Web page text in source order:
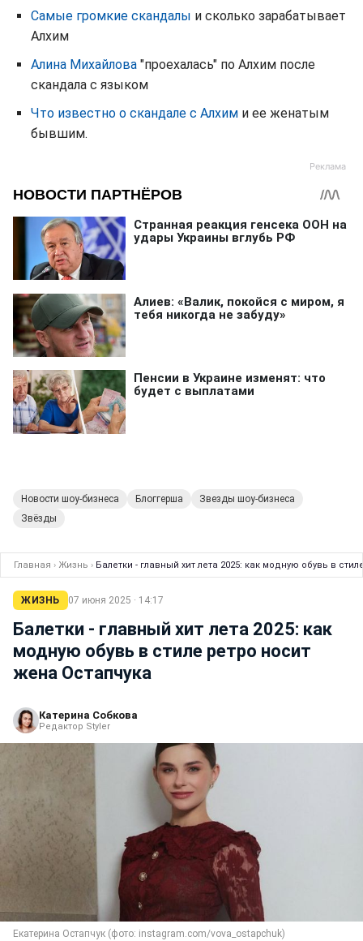
Самые громкие скандалы и сколько зарабатывает
Алхим
Алина Михайлова "проехалась" по Алхим после
скандала с языком
Что известно о скандале с Алхим и ее женатым
бывшим.
Новости шоу-бизнеса Блоггерша
Звезды шоу-бизнеса
Звёзды
Главная › Жизнь › Балетки - главный хит лета 2025: как модную обувь в
ЖИЗНЬ 07 июня 2025 · 14:17
Балетки - главный хит лета 2025: как
модную обувь в стиле ретро носит
жена Остапчука
Катерина Собкова
Редактор Styler
Екатерина Остапчук (фото: instagram.com/vova_ostapchuk)